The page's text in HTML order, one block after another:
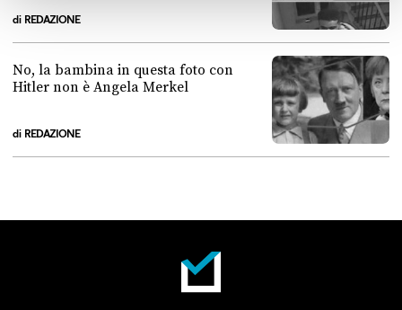
di REDAZIONE
No, la bambina in questa foto con
Hitler non è Angela Merkel
di REDAZIONE